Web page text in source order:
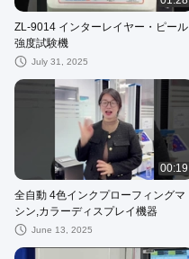
ZL-9014 インターレイヤー・ピール
強度試験機
July 31, 2025
00:19
全自動 4色インクプローフィングマ
シン,カラーディスプレイ機器
June 13, 2025